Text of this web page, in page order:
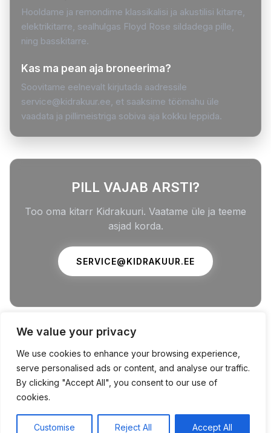
We value your privacy
We use cookies to enhance your browsing experience,
serve personalised ads or content, and analyse our traffic.
By clicking "Accept All", you consent to our use of
cookies.
Customise Reject All Accept All
Hooldame ja remondime klassikalisi ja akustilisi kitarre,
elektrikitarre, sealhulgas Floyd Rose sildadega pille,
ning basskitarre.
Kas ma pean aja broneerima?
Soovitame eelnevalt kirjutada aadressile
service@kidrakuur.ee, et saaksime töömahu üle
vaadata ja pillimeistriga sobiva aja kokku leppida.
PILL VAJAB ARSTI?
Too oma kitarr Kidrakuuri. Vaatame üle ja teeme
asjad korda.
SERVICE@KIDRAKUUR.EE
© 2026 KIDRAKUUR KULTUURIKLUBI · KITARRIHOOLDUS ·